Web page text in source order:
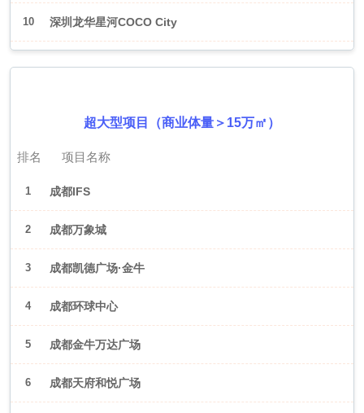
10 深圳龙华星河COCO City
超大型项目（商业体量＞15万㎡）
排名 项目名称
1 成都IFS
2 成都万象城
3 成都凯德广场·金牛
4 成都环球中心
5 成都金牛万达广场
6 成都天府和悦广场